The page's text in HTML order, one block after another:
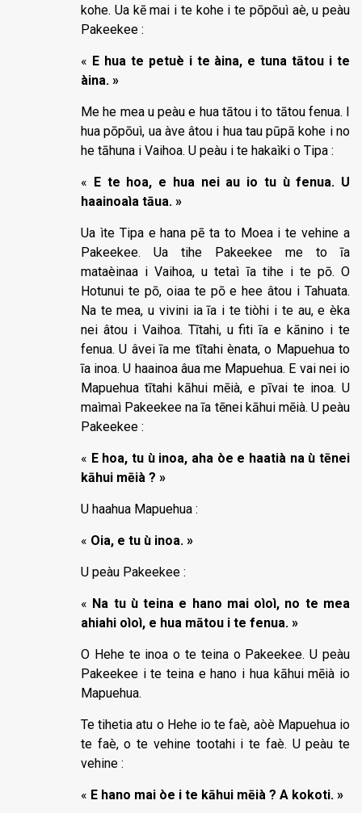
kohe. Ua kē mai i te kohe i te pōpōuì aè, u peàu
Pakeekee :
« E hua te petuè i te àina, e tuna tātou i te
àina. »
Me he mea u peàu e hua tātou i to tātou fenua. I
hua pōpōuì, ua àve âtou i hua tau pūpā kohe i no
he tāhuna i Vaihoa. U peàu i te hakaìki o Tipa :
« E te hoa, e hua nei au io tu ù fenua. U
haainoaìa tāua. »
Ua ìte Tipa e hana pē ta to Moea i te vehine a
Pakeekee. Ua tihe Pakeekee me to īa
mataèinaa i Vaihoa, u tetaì īa tihe i te pō. O
Hotunui te pō, oiaa te pō e hee âtou i Tahuata.
Na te mea, u vivini ia īa i te tiòhi i te au, e èka
nei âtou i Vaihoa. Tītahi, u fiti īa e kānino i te
fenua. U âvei īa me tītahi ènata, o Mapuehua to
īa inoa. U haainoa âua me Mapuehua. E vai nei io
Mapuehua tītahi kāhui mēià, e pīvai te inoa. U
maìmaì Pakeekee na īa tēnei kāhui mēià. U peàu
Pakeekee :
« E hoa, tu ù inoa, aha òe e haatià na ù tēnei
kāhui mēià ? »
U haahua Mapuehua :
« Oia, e tu ù inoa. »
U peàu Pakeekee :
« Na tu ù teina e hano mai oìoì, no te mea
ahiahi oìoì, e hua mātou i te fenua. »
O Hehe te inoa o te teina o Pakeekee. U peàu
Pakeekee i te teina e hano i hua kāhui mēià io
Mapuehua.
Te tihetia atu o Hehe io te faè, aòè Mapuehua io
te faè, o te vehine tootahi i te faè. U peàu te
vehine :
« E hano mai òe i te kāhui mēià ? A kokoti. »